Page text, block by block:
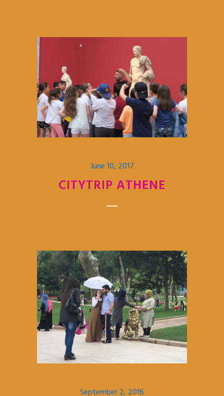
June 10, 2017
CITYTRIP ATHENE
September 2, 2016